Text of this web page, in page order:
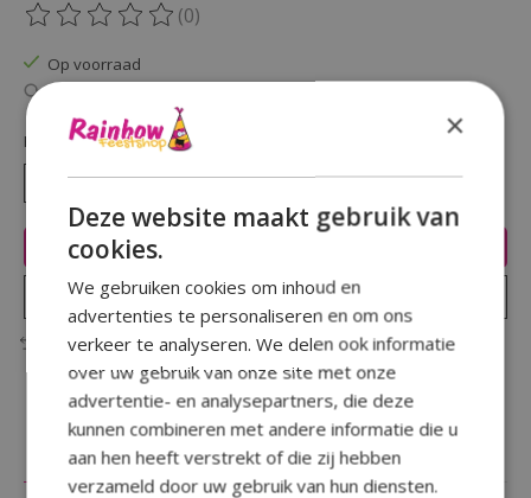
De beoordeling van dit product is
(0)
Op voorraad
Beschikbaarheid in de winkel controleren
Hoeveelheid:
Toevoegen aan winkelwagen
Plaats bestelling
Toevoegen om te vergelijken
Reviews (0)
×
Deze website maakt gebruik van
cookies.
We gebruiken cookies om inhoud en
advertenties te personaliseren en om ons
verkeer te analyseren. We delen ook informatie
over uw gebruik van onze site met onze
advertentie- en analysepartners, die deze
kunnen combineren met andere informatie die u
aan hen heeft verstrekt of die zij hebben
verzameld door uw gebruik van hun diensten.